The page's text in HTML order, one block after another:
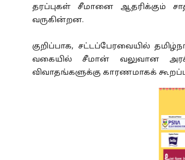
தரப்புகள் சீமானை ஆதரிக்கும்
வருகின்றன.
குறிப்பாக, சட்டப்பேரவையில்
வகையில் சீமான் வலுவான
விவாதங்களுக்கு காரணமாகக்